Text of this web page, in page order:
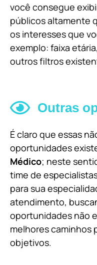
você consegue
públicos altamente
os interesses que
exemplo: faixa
outros filtros
Outras
É claro que essas
oportunidades
Médico; neste
time de
para sua
atendimento,
oportunidades não
melhores caminhos
objetivos.